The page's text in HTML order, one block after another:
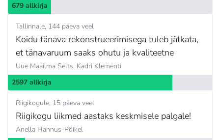
679 allkirja
Tallinnale 144 päeva veel
Koidu tänava rekonstrueerimisega tuleb jätkata,
et tänavaruum saaks ohutu ja kvaliteetne
Uue Maailma Selts, Kadri Klementi
2597 allkirja
Riigikogule 15 päeva veel
Riigikogu liikmed aastaks keskmisele palgale!
Anella Hannus-Põikel